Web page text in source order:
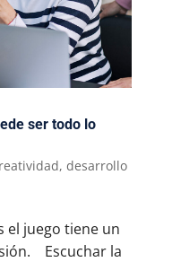
ser todo lo
, desarrollo
el juego tiene un
Escuchar la